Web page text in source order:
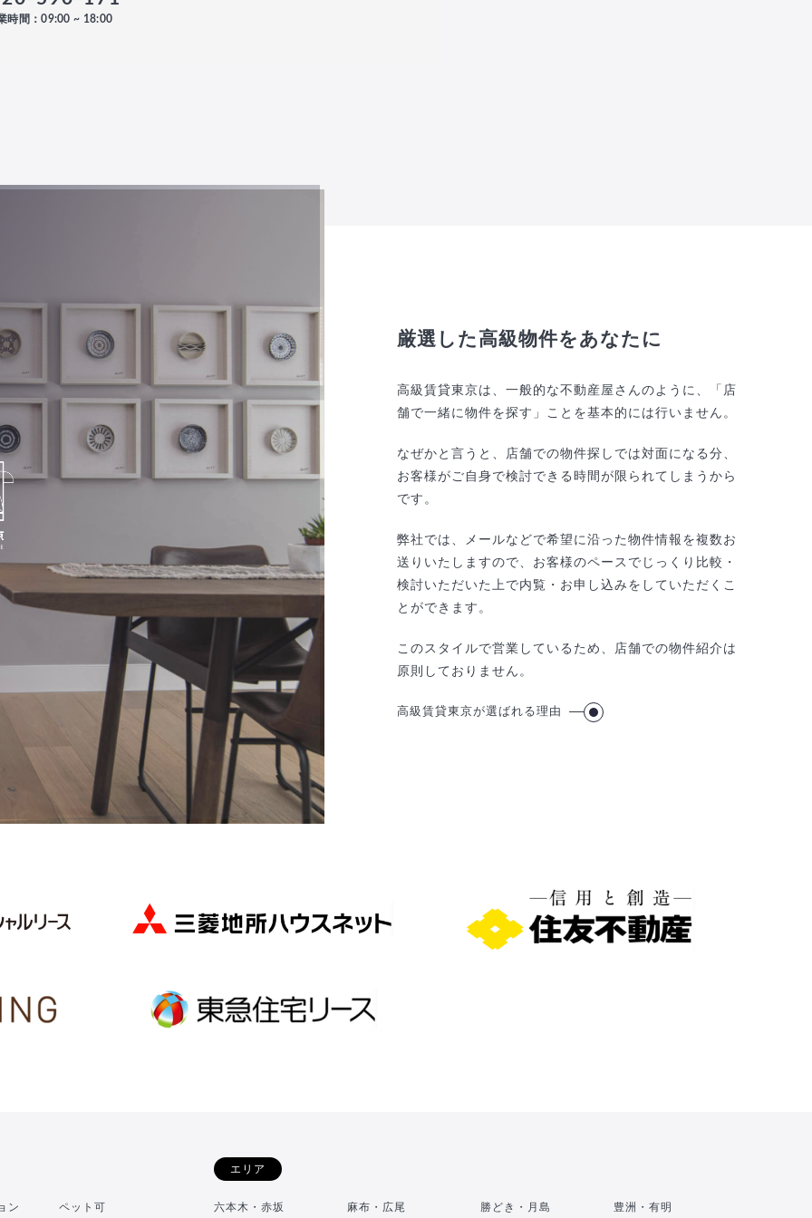
時間：09:00 ~ 18:00
厳選した高級物件をあなたに
高級賃貸東京は、一般的な不動産屋さんのように、「店
舗で一緒に物件を探す」ことを基本的には行いません。
なぜかと言うと、店舗での物件探しでは対面になる分、
お客様がご自身で検討できる時間が限られてしまうから
です。
弊社では、メールなどで希望に沿った物件情報を複数お
送りいたしますので、お客様のペースでじっくり比較・
検討いただいた上で内覧・お申し込みをしていただくこ
とができます。
このスタイルで営業しているため、店舗での物件紹介は
原則しておりません。
高級賃貸東京が選ばれる理由
ン ペット可
エリア
六本木・赤坂 麻布・広尾 勝どき・月島 豊洲・有明